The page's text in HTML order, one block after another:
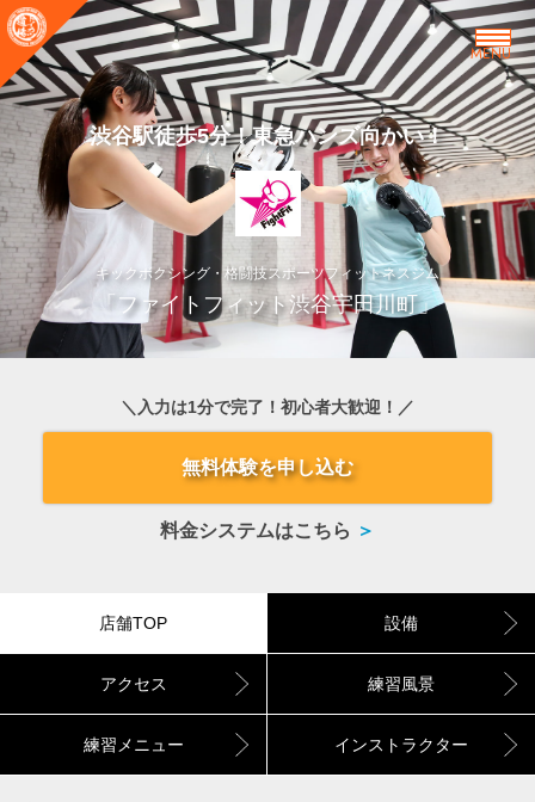
MENU
渋谷駅徒歩5分！東急ハンズ向かい！
キックボクシング・格闘技スポーツフィットネスジム
「ファイトフィット渋谷宇田川町」
＼入力は1分で完了！初心者大歓迎！／
無料体験を申し込む
料金システムはこちら
店舗TOP 設備
アクセス 練習風景
練習メニュー インストラクター